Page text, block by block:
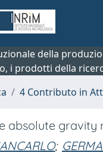
della
i prodotti della
4 Contributo in
absolute gravity
;